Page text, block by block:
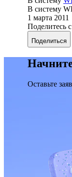
В систему
1 марта 2011
Поделитесь
Поделиться
Оставьте